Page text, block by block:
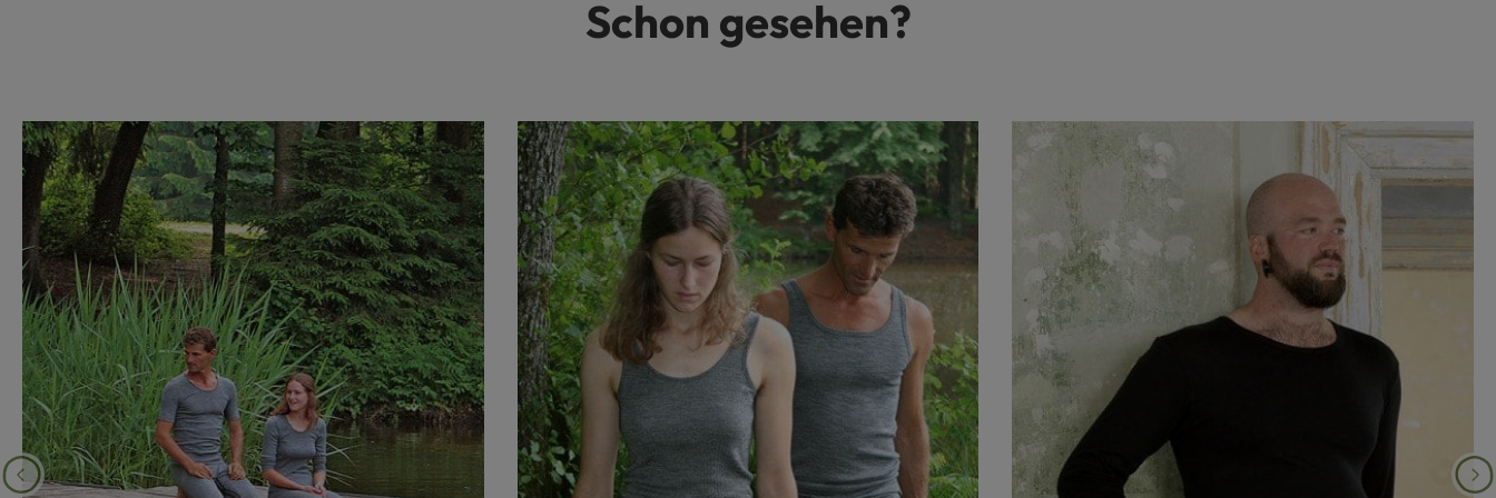
Schon gesehen?